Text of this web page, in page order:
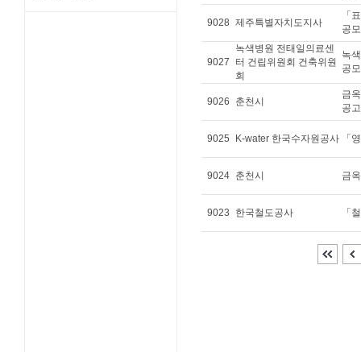
9028 제주특별자치도지사
「
공
9027
녹색병원 전태일의료센
터 건립위원회 건축위원
회
녹
공모
9026 춘천시
금
공
9025 K-water 한국수자원공사 「
9024 춘천시 금
9023 한국철도공사 「